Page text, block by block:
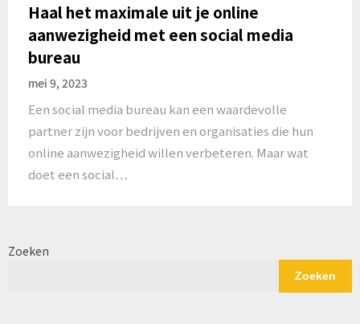
Haal het maximale uit je online
aanwezigheid met een social media
bureau
mei 9, 2023
Een social media bureau kan een waardevolle
partner zijn voor bedrijven en organisaties die hun
online aanwezigheid willen verbeteren. Maar wat
doet een social…
Zoeken
Zoeken